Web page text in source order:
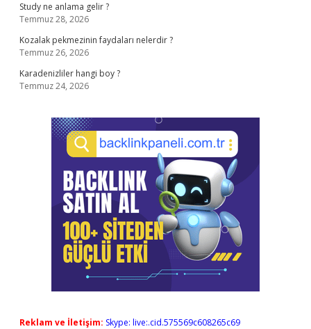
Study ne anlama gelir ?
Temmuz 28, 2026
Kozalak pekmezinin faydaları nelerdir ?
Temmuz 26, 2026
Karadenizliler hangi boy ?
Temmuz 24, 2026
Reklam ve İletişim: Skype: live:.cid.575569c608265c69